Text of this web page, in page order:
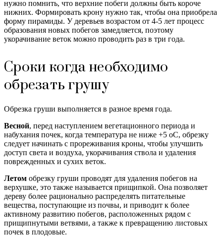
нужно помнить, что верхние побеги должны быть короче
нижних. Формировать крону нужно так, чтобы она приобрела
форму пирамиды. У деревьев возрастом от 4-5 лет процесс
образования новых побегов замедляется, поэтому
укорачивание веток можно проводить раз в три года.
Сроки когда необходимо
обрезать грушу
Обрезка груши выполняется в разное время года.
Весной, перед наступлением вегетационного периода и
набухания почек, когда температура не ниже +5 оС, обрезку
следует начинать с прореживания кроны, чтобы улучшить
доступ света и воздуха, укорачивания ствола и удаления
поврежденных и сухих веток.
Летом обрезку груши проводят для удаления побегов на
верхушке, это также называется прищипкой. Она позволяет
дереву более рационально распределять питательные
вещества, поступающие из почвы, и приводит к более
активному развитию побегов, расположенных рядом с
прищипнутыми ветвями, а также к превращению листовых
почек в плодовые.